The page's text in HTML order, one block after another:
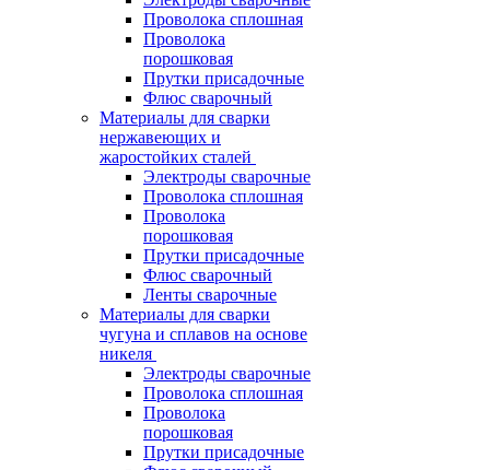
Проволока сплошная
Проволока
порошковая
Прутки присадочные
Флюс сварочный
Материалы для сварки
нержавеющих и
жаростойких сталей
Электроды сварочные
Проволока сплошная
Проволока
порошковая
Прутки присадочные
Флюс сварочный
Ленты сварочные
Материалы для сварки
чугуна и сплавов на основе
никеля
Электроды сварочные
Проволока сплошная
Проволока
порошковая
Прутки присадочные